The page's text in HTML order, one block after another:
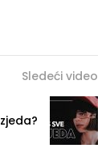
Sledeći video